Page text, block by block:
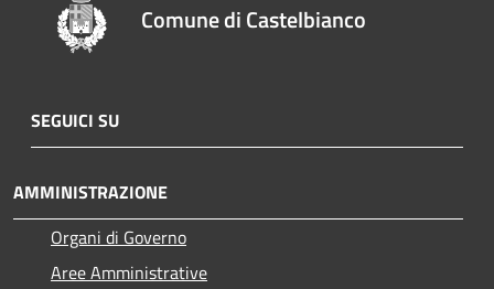
Comune di Castelbianco
SEGUICI SU
AMMINISTRAZIONE
Organi di Governo
Aree Amministrative